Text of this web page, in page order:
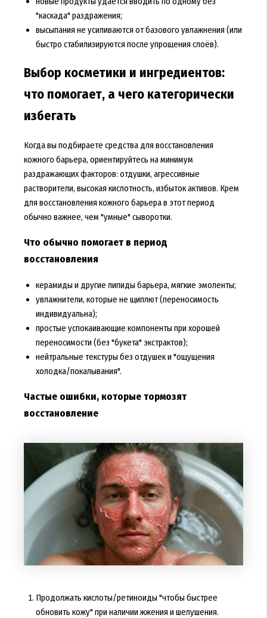
"каскада" раздражения;
высыпания не усиливаются от базового увлажнения (или
быстро стабилизируются после упрощения слоёв).
Выбор косметики и ингредиентов:
что помогает, а чего категорически
избегать
Когда вы подбираете средства для восстановления
кожного барьера, ориентируйтесь на минимум
раздражающих факторов: отдушки, агрессивные
растворители, высокая кислотность, избыток активов. Крем
для восстановления кожного барьера в этот период
обычно важнее, чем "умные" сыворотки.
Что обычно помогает в период
восстановления
керамиды и другие липиды барьера, мягкие эмоленты;
увлажнители, которые не щиплют (переносимость
индивидуальна);
простые успокаивающие компоненты при хорошей
переносимости (без "букета" экстрактов);
нейтральные текстуры без отдушек и "ощущения
холодка/покалывания".
Частые ошибки, которые тормозят
восстановление
Продолжать кислоты/ретиноиды "чтобы быстрее
обновить кожу" при наличии жжения и шелушения.